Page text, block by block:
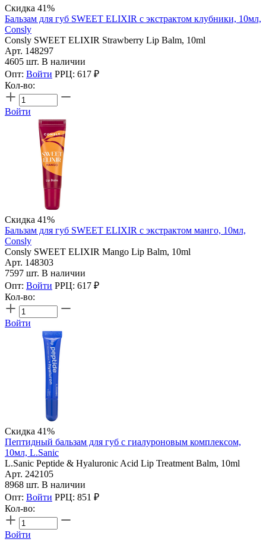
Скидка 41%
Бальзам для губ SWEET ELIXIR с экстрактом клубники, 10мл,
Consly
Consly SWEET ELIXIR Strawberry Lip Balm, 10ml
Арт. 148297
4605 шт. В наличии
Опт: Войти РРЦ: 617 ₽
Кол-во:
Войти
Скидка 41%
Бальзам для губ SWEET ELIXIR с экстрактом манго, 10мл,
Consly
Consly SWEET ELIXIR Mango Lip Balm, 10ml
Арт. 148303
7597 шт. В наличии
Опт: Войти РРЦ: 617 ₽
Кол-во:
Войти
Скидка 41%
Пептидный бальзам для губ с гиалуроновым комплексом,
10мл, L.Sanic
L.Sanic Peptide & Hyaluronic Acid Lip Treatment Balm, 10ml
Арт. 242105
8968 шт. В наличии
Опт: Войти РРЦ: 851 ₽
Кол-во:
Войти